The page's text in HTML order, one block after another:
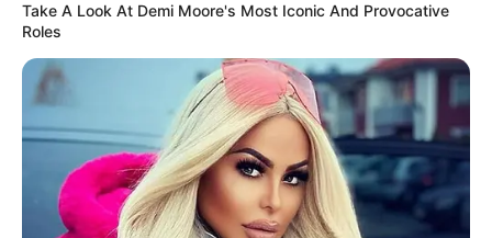
Why this ordinary drink is the secret to feeling your
best every day
CTA FAVORITE
Take A Look At Demi Moore's Most Iconic And Provocative
Roles